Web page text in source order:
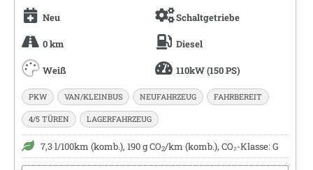
Neu Schaltgetriebe
0 km Diesel
Weiß 110kW (150 PS)
PKW VAN/KLEINBUS NEUFAHRZEUG FAHRBEREIT
4/5 TÜREN LAGERFAHRZEUG
7,3 l/100km (komb.), 190 g CO2/km (komb.), CO₂-Klasse: G